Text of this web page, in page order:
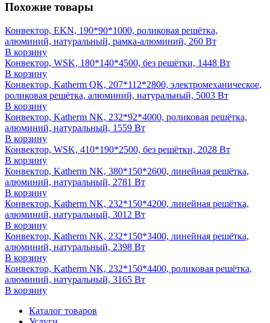
Похожие товары
Конвектор, EKN, 190*90*1000, роликовая решётка,
алюминий, натуральный, рамка-алюминий, 260 Вт
В корзину
Конвектор, WSK, 180*140*4500, без решётки, 1448 Вт
В корзину
Конвектор, Katherm QK, 207*112*2800, электромеханическое,
роликовая решётка, алюминий, натуральный, 5003 Вт
В корзину
Конвектор, Katherm NK, 232*92*4000, роликовая решётка,
алюминий, натуральный, 1559 Вт
В корзину
Конвектор, WSK, 410*190*2500, без решётки, 2028 Вт
В корзину
Конвектор, Katherm NK, 380*150*2600, линейная решётка,
алюминий, натуральный, 2781 Вт
В корзину
Конвектор, Katherm NK, 232*150*4200, линейная решётка,
алюминий, натуральный, 3012 Вт
В корзину
Конвектор, Katherm NK, 232*150*3400, линейная решётка,
алюминий, натуральный, 2398 Вт
В корзину
Конвектор, Katherm NK, 232*150*4400, роликовая решётка,
алюминий, натуральный, 3165 Вт
В корзину
Каталог товаров